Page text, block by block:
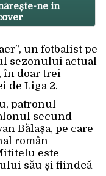
ne in
un fotbalist pe
sezonului actual
în doar trei
de Liga 2.
patronul
secund
Bălașa, pe care
român
este
său și fiindcă